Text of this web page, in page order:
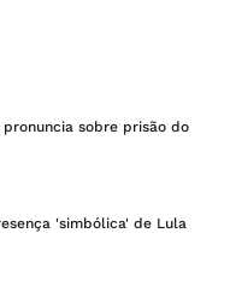
sobre prisão do
'simbólica' de Lula